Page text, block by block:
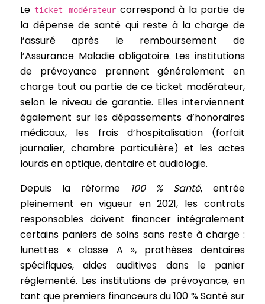
Le ticket modérateur correspond à la partie de
la dépense de santé qui reste à la charge de
l’assuré après le remboursement de
l’Assurance Maladie obligatoire. Les institutions
de prévoyance prennent généralement en
charge tout ou partie de ce ticket modérateur,
selon le niveau de garantie. Elles interviennent
également sur les dépassements d’honoraires
médicaux, les frais d’hospitalisation (forfait
journalier, chambre particulière) et les actes
lourds en optique, dentaire et audiologie.
Depuis la réforme
100 % Santé, entrée
pleinement en vigueur en 2021, les contrats
responsables doivent financer intégralement
certains paniers de soins sans reste à charge :
lunettes « classe A », prothèses dentaires
spécifiques, aides auditives dans le panier
réglementé. Les institutions de prévoyance, en
tant que premiers financeurs du 100 % Santé sur